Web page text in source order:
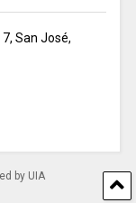
San José,
by UIA